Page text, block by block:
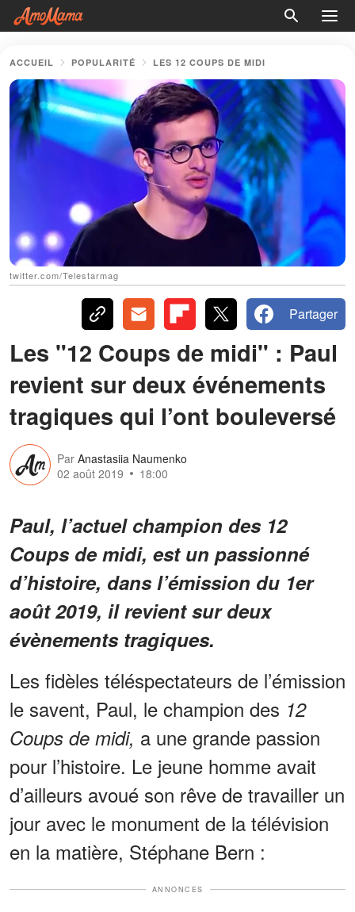
ACCUEIL POPULARITÉ LES 12 COUPS DE MIDI
twitter.com/Telestarmag
Partager
Les "12 Coups de midi" : Paul
revient sur deux événements
tragiques qui l’ont bouleversé
Par Anastasiia Naumenko
02 août 2019
18:00
Paul, l’actuel champion des 12
Coups de midi, est un passionné
d’histoire, dans l’émission du 1er
août 2019, il revient sur deux
évènements tragiques.
Les fidèles téléspectateurs de l’émission
le savent, Paul, le champion des 12
Coups de midi, a une grande passion
pour l’histoire. Le jeune homme avait
d’ailleurs avoué son rêve de travailler un
jour avec le monument de la télévision
en la matière, Stéphane Bern :
ANNONCES